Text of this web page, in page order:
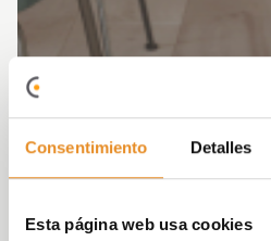
Consentimiento Detalles
Esta página web usa cookies